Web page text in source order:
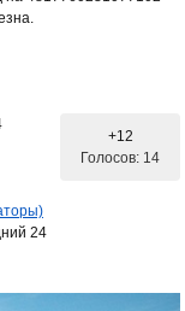
24
+12
Голосов: 14